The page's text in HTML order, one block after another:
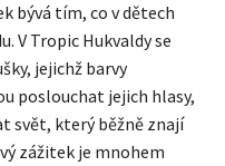
bývá tím, co v dětech
V Tropic Hukvaldy se
jejichž barvy
poslouchat jejich hlasy,
svět, který běžně znají
zážitek je mnohem